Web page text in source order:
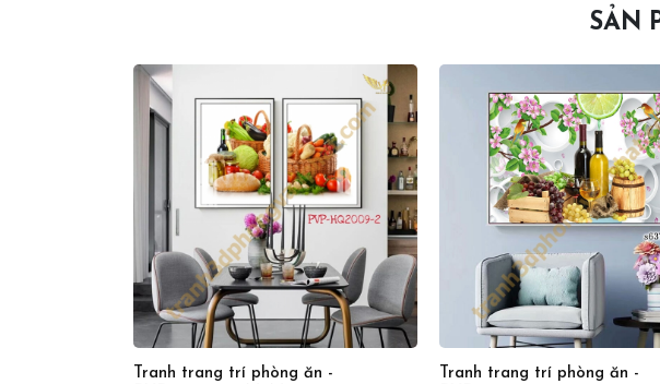
SẢN
Tranh trang trí phòng ăn -
Tranh trang trí phòng ăn -